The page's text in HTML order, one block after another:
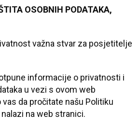
OSOBNIH PODATAKA,
važna stvar za posjetitelje
informacije o privatnosti i
u vezi s ovom web
da pročitate našu Politiku
na web stranici.